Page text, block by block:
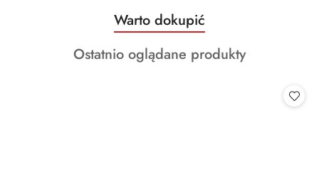
Pomiń karuzelę produktów
Produkty
o
statusie:
Warto dokupić
Produkty
Ostatnio oglądane produkty